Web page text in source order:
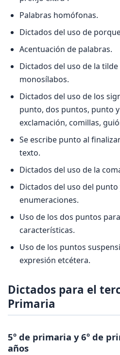
Palabras homófonas.
Dictados del uso de
Acentuación de palabras.
Dictados del uso de la
monosílabos.
Dictados del uso de los
punto, dos puntos, punto
exclamación, comillas,
Se escribe punto al
texto.
Dictados del uso de la
Dictados del uso del punto
enumeraciones.
Uso de los dos puntos
características.
Uso de los puntos
expresión etcétera.
Dictados para el
Primaria
5º de primaria y 6º de
años